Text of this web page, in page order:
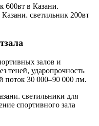
600вт в Казани.
светильник 200вт
залов и
теней, ударопрочность
поток 30 000–90 000 лм.
светильники для
спортивного зала